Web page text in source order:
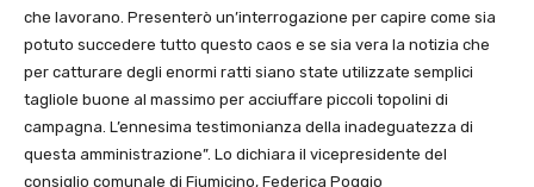
che lavorano. Presenterò un’interrogazione per capire come sia
potuto succedere tutto questo caos e se sia vera la notizia che
per catturare degli enormi ratti siano state utilizzate semplici
tagliole buone al massimo per acciuffare piccoli topolini di
campagna. L’ennesima testimonianza della inadeguatezza di
questa amministrazione”. Lo dichiara il vicepresidente del
consiglio comunale di Fiumicino, Federica Poggio